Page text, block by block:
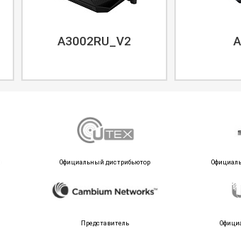
A3002RU_V2
Официальный дистрибьютор
Представитель